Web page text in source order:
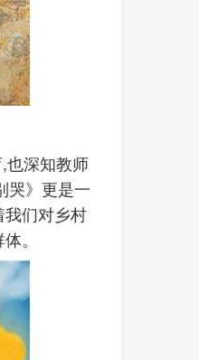
也深知教师
哭》更是一
们对乡村
。